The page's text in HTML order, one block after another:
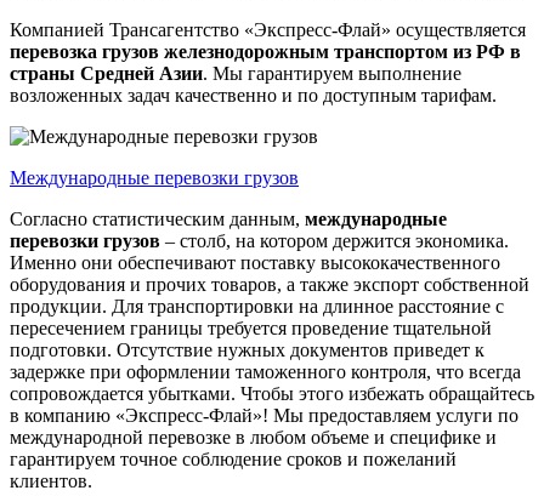
Компанией Трансагентство «Экспресс-Флай» осуществляется
перевозка грузов железнодорожным транспортом из РФ в
страны Средней Азии. Мы гарантируем выполнение
возложенных задач качественно и по доступным тарифам.
Международные перевозки грузов
Согласно статистическим данным, международные
перевозки грузов – столб, на котором держится экономика.
Именно они обеспечивают поставку высококачественного
оборудования и прочих товаров, а также экспорт собственной
продукции. Для транспортировки на длинное расстояние с
пересечением границы требуется проведение тщательной
подготовки. Отсутствие нужных документов приведет к
задержке при оформлении таможенного контроля, что всегда
сопровождается убытками. Чтобы этого избежать обращайтесь
в компанию «Экспресс-Флай»! Мы предоставляем услуги по
международной перевозке в любом объеме и специфике и
гарантируем точное соблюдение сроков и пожеланий
клиентов.